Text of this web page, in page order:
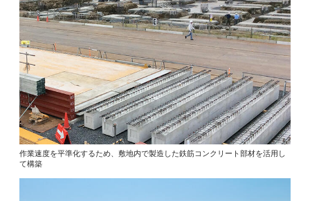
作業速度を平準化するため、敷地内で製造した鉄筋コンクリート部材を活用し
て構築